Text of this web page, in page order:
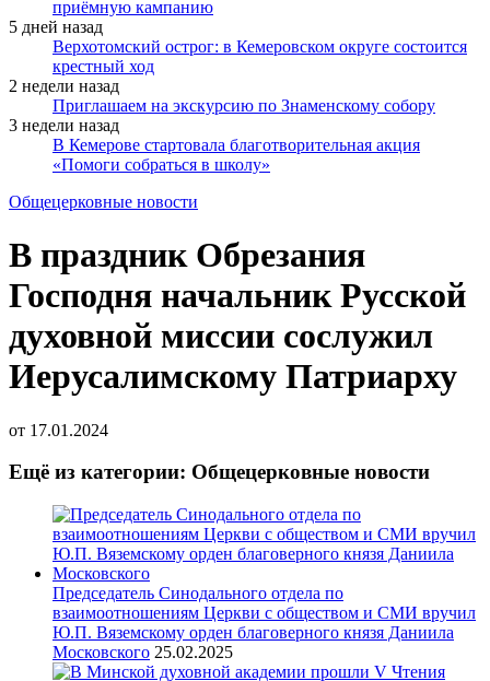
приёмную кампанию
5 дней назад
Верхотомский острог: в Кемеровском округе состоится
крестный ход
2 недели назад
Приглашаем на экскурсию по Знаменскому собору
3 недели назад
В Кемерове стартовала благотворительная акция
«Помоги собраться в школу»
Общецерковные новости
В праздник Обрезания
Господня начальник Русской
духовной миссии сослужил
Иерусалимскому Патриарху
от 17.01.2024
Ещё из категории: Общецерковные новости
Председатель Синодального отдела по
взаимоотношениям Церкви с обществом и СМИ вручил
Ю.П. Вяземскому орден благоверного князя Даниила
Московского 25.02.2025